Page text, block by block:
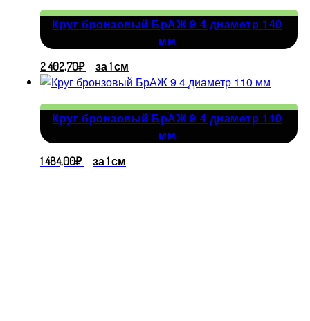
Круг бронзовый БрАЖ 9 4 диаметр 140
мм
2 402,70₽ за 1 см
Круг бронзовый БрАЖ 9 4 диаметр 110
мм
1 484,00₽ за 1 см